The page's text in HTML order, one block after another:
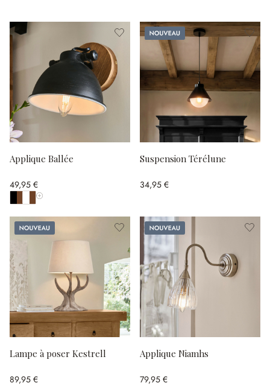
Applique Ballée
49,95 €
Afficher toutes les couleurs
Nouveau
Suspension Térélune
34,95 €
Nouveau
Lampe à poser Kestrell
89,95 €
Nouveau
Applique Niamhs
79,95 €